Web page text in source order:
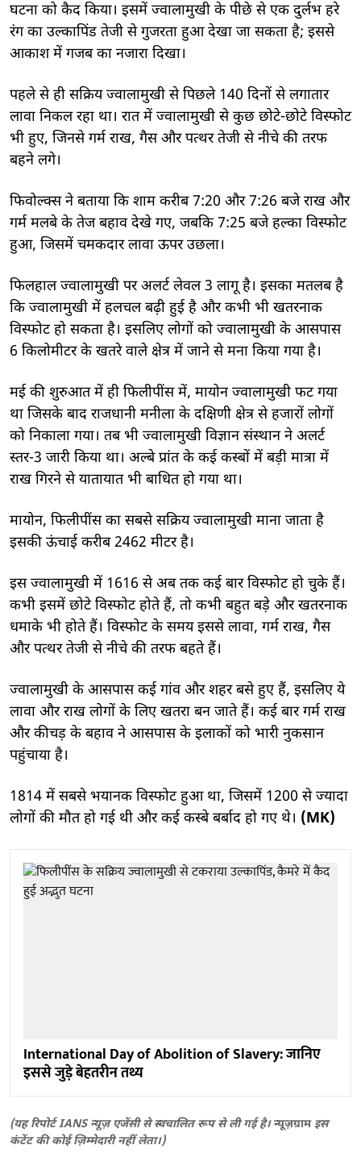
घटना को कैद किया। इसमें ज्वालामुखी के पीछे से एक दुर्लभ हरे
रंग का उल्कापिंड तेजी से गुजरता हुआ देखा जा सकता है; इससे
आकाश में गजब का नजारा दिखा।
पहले से ही सक्रिय ज्वालामुखी से पिछले 140 दिनों से लगातार
लावा निकल रहा था। रात में ज्वालामुखी से कुछ छोटे-छोटे विस्फोट
भी हुए, जिनसे गर्म राख, गैस और पत्थर तेजी से नीचे की तरफ
बहने लगे।
फिवोल्क्स ने बताया कि शाम करीब 7:20 और 7:26 बजे राख और
गर्म मलबे के तेज बहाव देखे गए, जबकि 7:25 बजे हल्का विस्फोट
हुआ, जिसमें चमकदार लावा ऊपर उछला।
फिलहाल ज्वालामुखी पर अलर्ट लेवल 3 लागू है। इसका मतलब है
कि ज्वालामुखी में हलचल बढ़ी हुई है और कभी भी खतरनाक
विस्फोट हो सकता है। इसलिए लोगों को ज्वालामुखी के आसपास
6 किलोमीटर के खतरे वाले क्षेत्र में जाने से मना किया गया है।
मई की शुरुआत में ही फिलीपींस में, मायोन ज्वालामुखी फट गया
था जिसके बाद राजधानी मनीला के दक्षिणी क्षेत्र से हजारों लोगों
को निकाला गया। तब भी ज्वालामुखी विज्ञान संस्थान ने अलर्ट
स्तर-3 जारी किया था। अल्बे प्रांत के कई कस्बों में बड़ी मात्रा में
राख गिरने से यातायात भी बाधित हो गया था।
मायोन, फिलीपींस का सबसे सक्रिय ज्वालामुखी माना जाता है
इसकी ऊंचाई करीब 2462 मीटर है।
इस ज्वालामुखी में 1616 से अब तक कई बार विस्फोट हो चुके हैं।
कभी इसमें छोटे विस्फोट होते हैं, तो कभी बहुत बड़े और खतरनाक
धमाके भी होते हैं। विस्फोट के समय इससे लावा, गर्म राख, गैस
और पत्थर तेजी से नीचे की तरफ बहते हैं।
ज्वालामुखी के आसपास कई गांव और शहर बसे हुए हैं, इसलिए ये
लावा और राख लोगों के लिए खतरा बन जाते हैं। कई बार गर्म राख
और कीचड़ के बहाव ने आसपास के इलाकों को भारी नुकसान
पहुंचाया है।
1814 में सबसे भयानक विस्फोट हुआ था, जिसमें 1200 से ज्यादा
लोगों की मौत हो गई थी और कई कस्बे बर्बाद हो गए थे। (MK)
International Day of Abolition of Slavery: जानिए
इससे जुड़े बेहतरीन तथ्य
(यह रिपोर्ट IANS न्यूज़ एजेंसी से स्वचालित रूप से ली गई है।न्यूज़ग्राम इस
कंटेंट की कोई ज़िम्मेदारी नहीं लेता।)